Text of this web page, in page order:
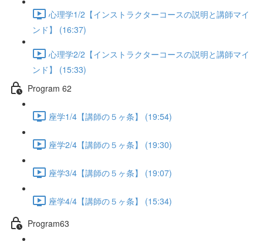
心理学1/2【インストラクターコースの説明と講師マイ
ンド】 (16:37)
心理学2/2【インストラクターコースの説明と講師マイ
ンド】 (15:33)
Program 62
座学1/4【講師の５ヶ条】 (19:54)
座学2/4【講師の５ヶ条】 (19:30)
座学3/4【講師の５ヶ条】 (19:07)
座学4/4【講師の５ヶ条】 (15:34)
Program63